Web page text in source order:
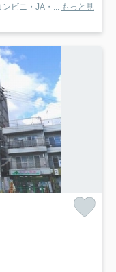
ビニ・JA・...
もっと見